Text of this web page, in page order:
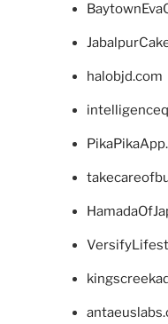
halobjd.com